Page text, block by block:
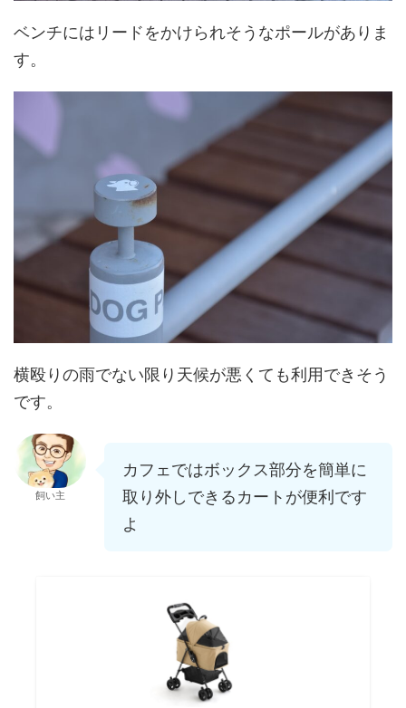
ベンチにはリードをかけられそうなポールがありま
す。
横殴りの雨でない限り天候が悪くても利用できそう
です。
飼い主
カフェではボックス部分を簡単に
取り外しできるカートが便利です
よ